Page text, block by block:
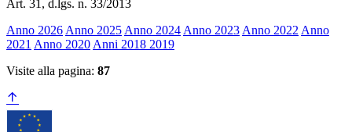
Art. 31, d.lgs. n. 33/2013
Anno 2026 Anno 2025 Anno 2024 Anno 2023 Anno 2022 Anno
2021 Anno 2020 Anni 2018 2019
Visite alla pagina: 87